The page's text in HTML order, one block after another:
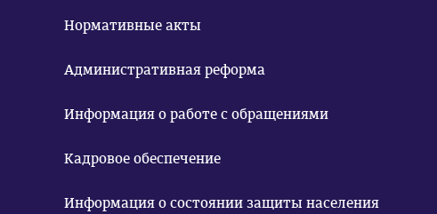
Нормативные акты
Административная реформа
Информация о работе с обращениями
Кадровое обеспечение
Информация о состоянии защиты населения